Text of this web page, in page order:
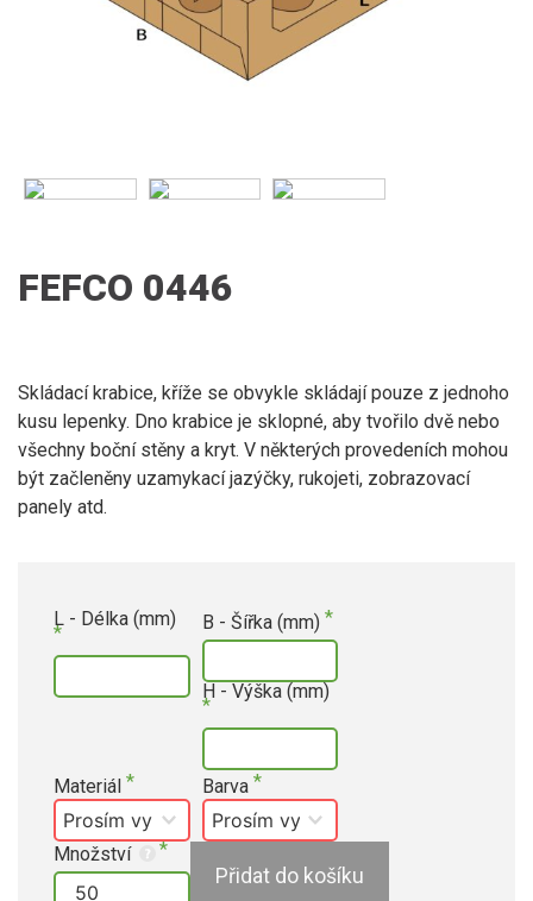
FEFCO 0446
Skládací krabice, kříže se obvykle skládají pouze z jednoho
kusu lepenky. Dno krabice je sklopné, aby tvořilo dvě nebo
všechny boční stěny a kryt. V některých provedeních mohou
být začleněny uzamykací jazýčky, rukojeti, zobrazovací
panely atd.
L - Délka (mm) B - Šířka (mm)
H - Výška (mm)
Materiál Barva
Množství
Přidat do košíku